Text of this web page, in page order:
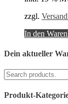
zzgl.
In den
Dein aktueller
Produkt-